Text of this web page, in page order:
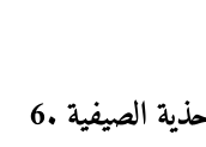
الصيفية